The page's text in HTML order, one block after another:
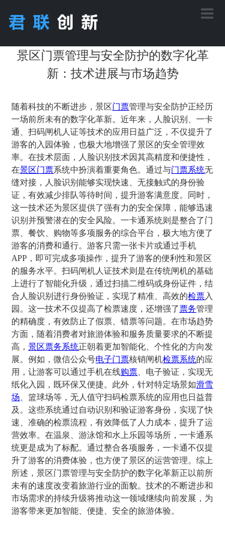
首页
应用方案
产品中心
工程案例
关于君联
景区门票管理与安全防护的数字化革
新：技术进展与市场趋势
随着科技的不断进步，景区 门票管理与安全防护正经历
一场前所未有的数字化革新。近年来，人脸识别、一卡
通、扫码闸机人证等技术的应用日益广泛，不仅提升了
游客的入园体验，也极大地增强了景区的安全管理效
率。在技术层面，人脸识别技术因其高精度和便捷性，
在景区门票系统中扮演着重要角色。通过与门票系统无
缝对接，人脸识别能够实现快速、无接触式的身份验
证，有效减少排队等待时间，提升游客满意度。同时，
这一技术还为景区提供了强有力的安全保障，能够迅速
识别并预警潜在的安全风险。一卡通系统则是整合了门
票、餐饮、购物等多项服务的综合平台，极大地方便了
游客的消费和通行。游客只需一张卡片或通过手机
APP，即可完成多项操作，提升了游客的便利性和景区
的服务水平。扫码闸机人证技术则是在传统闸机的基础
上进行了智能化升级，通过扫描二维码或身份证件，结
合人脸识别进行身份验证，实现了精准、高效的检票入
园。这一技术不仅提高了检票速度，还增强了 票务管理
的精确度，有效防止了假票、错票等问题。在市场趋势
方面，随着消费者对旅游体验和服务质量要求的不断提
高，景区 票务系统正朝着更加智能化、个性化的方向发
展。例如，微信公众号电子门票核销闸机检票系统的应
用，让游客可以通过手机在线购票、电子验证，实现无
纸化入园，既环保又便捷。此外，针对特定场景如滑雪
场、篮球场等，无人值守扫码检票系统的应用也日益普
及。这些系统通过自动识别和验证游客身份，实现了快
速、准确的检票流程，有效降低了人力成本，提升了运
营效率。在温泉、游泳馆和水上乐园等场所，一卡通系
统更是成为了标配。通过整合各项服务，一卡通不仅提
升了游客的消费体验，也方便了景区的运营管理。综上
所述，景区门票管理与安全防护的数字化革新正以前所
未有的速度改变着旅游行业的面貌。技术的不断进步和
市场需求的持续升级将推动这一领域继续向前发展，为
游客带来更加智能、便捷、安全的旅游体验。